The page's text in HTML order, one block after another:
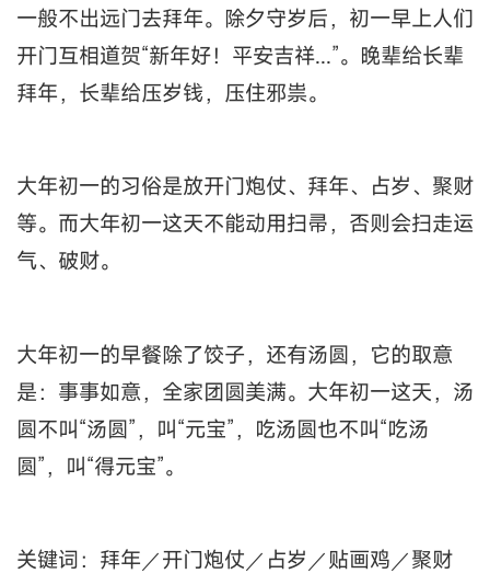
一般不出远门去拜年。除夕守岁后，初一早上人们
开门互相道贺“新年好！平安吉祥...”。晚辈给长辈
拜年，长辈给压岁钱，压住邪祟。
大年初一的习俗是放开门炮仗、拜年、占岁、聚财
等。而大年初一这天不能动用扫帚，否则会扫走运
气、破财。
大年初一的早餐除了饺子，还有汤圆，它的取意
是：事事如意，全家团圆美满。大年初一这天，汤
圆不叫“汤圆”，叫“元宝”，吃汤圆也不叫“吃汤
圆”，叫“得元宝”。
关键词：拜年／开门炮仗／占岁／贴画鸡／聚财